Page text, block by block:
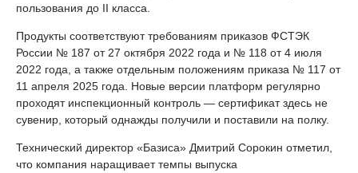
пользования до II класса.
Продукты соответствуют требованиям приказов ФСТЭК
России № 187 от 27 октября 2022 года и № 118 от 4 июля
2022 года, а также отдельным положениям приказа № 117 от
11 апреля 2025 года. Новые версии платформ регулярно
проходят инспекционный контроль — сертификат здесь не
сувенир, который однажды получили и поставили на полку.
Технический директор «Базиса» Дмитрий Сорокин отметил,
что компания наращивает темпы выпуска